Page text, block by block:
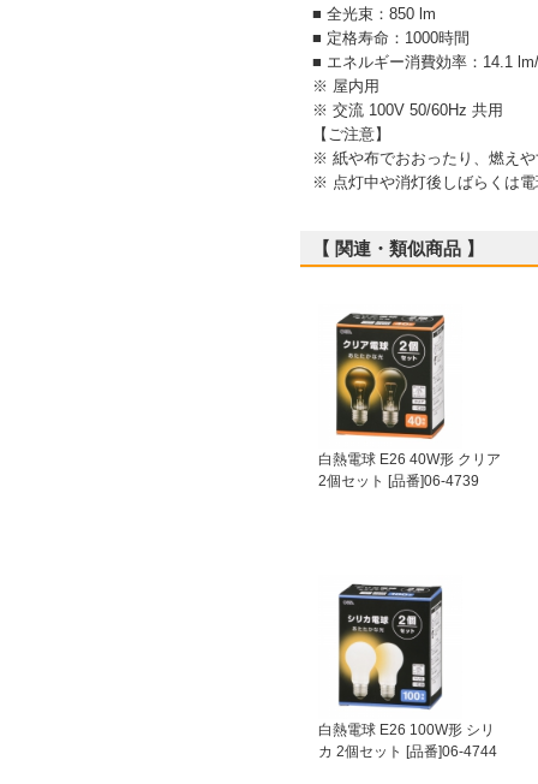
■ 全光束：850 lm
■ 定格寿命：1000時間
■ エネルギー消費効率：14.1
※ 屋内用
※ 交流 100V 50/60Hz 共用
【ご注意】
※ 紙や布でおおったり、燃え
※ 点灯中や消灯後しばらくは
【 関連・類似商品 】
白熱電球 E26 40W形 クリア
2個セット [品番]06-4739
白熱電球 E26 100W形 シリ
カ 2個セット [品番]06-4744